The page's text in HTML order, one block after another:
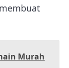
Murah